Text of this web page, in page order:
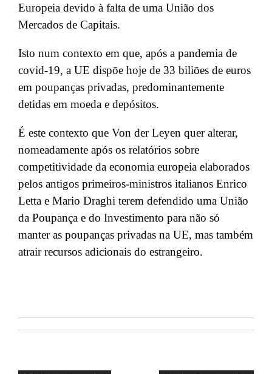
Europeia devido à falta de uma União dos
Mercados de Capitais.
Isto num contexto em que, após a pandemia de
covid-19, a UE dispõe hoje de 33 biliões de euros
em poupanças privadas, predominantemente
detidas em moeda e depósitos.
É este contexto que Von der Leyen quer alterar,
nomeadamente após os relatórios sobre
competitividade da economia europeia elaborados
pelos antigos primeiros-ministros italianos Enrico
Letta e Mario Draghi terem defendido uma União
da Poupança e do Investimento para não só
manter as poupanças privadas na UE, mas também
atrair recursos adicionais do estrangeiro.